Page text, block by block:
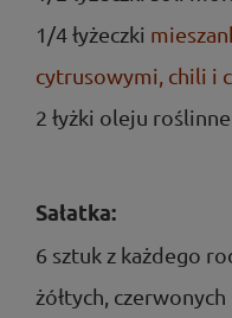
1/4 łyżeczki
cytrusowymi, chili i
2 łyżki oleju
Sałatka:
6 sztuk z każdego
żółtych,